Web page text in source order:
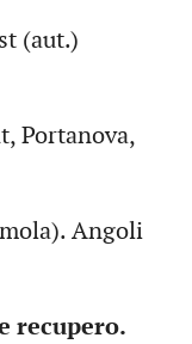
(aut.)
Portanova,
Angoli
recupero.